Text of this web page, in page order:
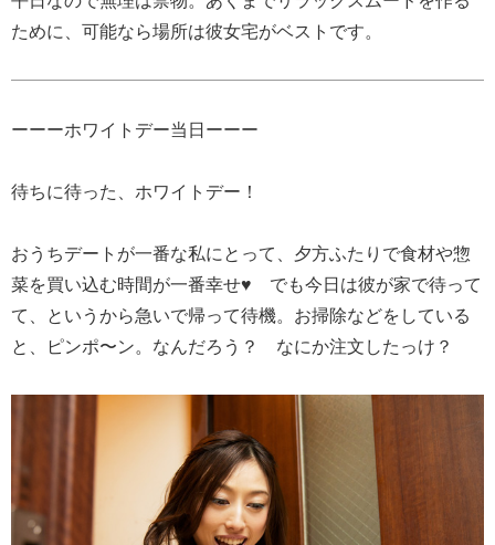
ために、可能なら場所は彼女宅がベストです。
ーーーホワイトデー当日ーーー
待ちに待った、ホワイトデー！
おうちデートが一番な私にとって、夕方ふたりで食材や惣
菜を買い込む時間が一番幸せ♥ でも今日は彼が家で待って
て、というから急いで帰って待機。お掃除などをしている
と、ピンポ〜ン。なんだろう？ なにか注文したっけ？